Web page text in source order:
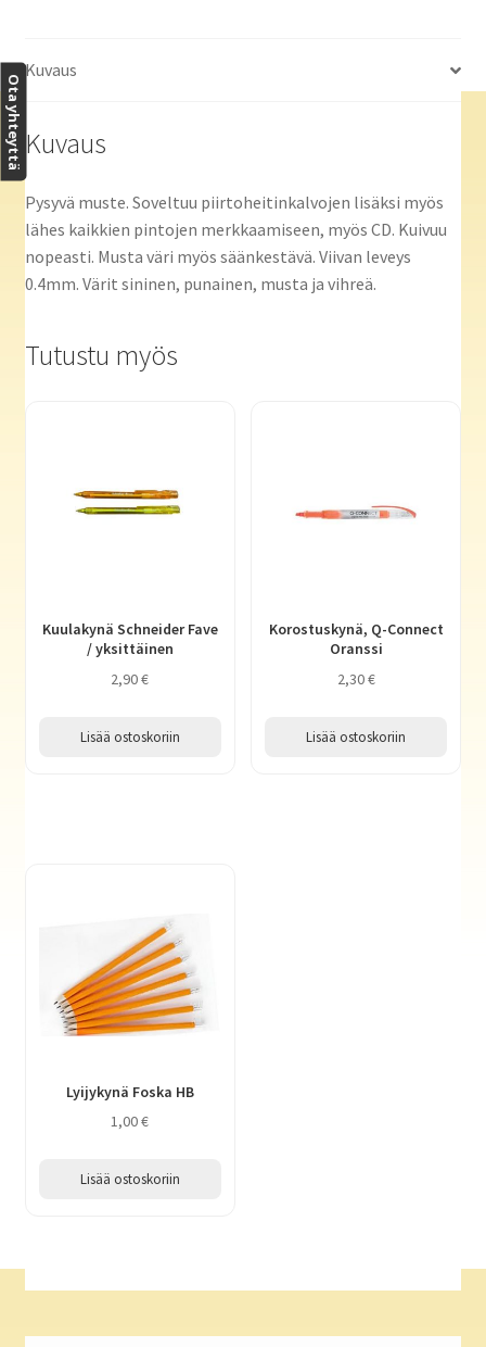
Kuvaus
Kuvaus
Pysyvä muste. Soveltuu piirtoheitinkalvojen lisäksi myös
lähes kaikkien pintojen merkkaamiseen, myös CD. Kuivuu
nopeasti. Musta väri myös säänkestävä. Viivan leveys
0.4mm. Värit sininen, punainen, musta ja vihreä.
Tutustu myös
Kuulakynä Schneider Fave
/ yksittäinen
2,90€
Lisää ostoskoriin
Korostuskynä, Q-Connect
Oranssi
2,30€
Lisää ostoskoriin
Lyijykynä Foska HB
1,00€
Lisää ostoskoriin
Ota yhteyttä